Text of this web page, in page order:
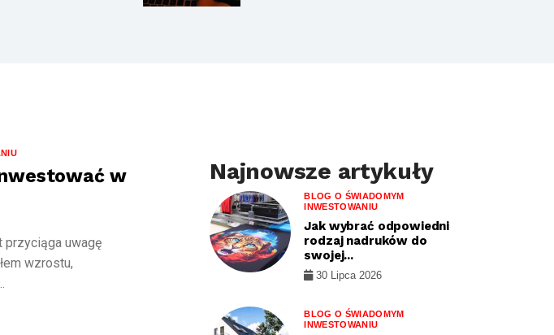
w
przyciąga uwagę
wzrostu,
Najnowsze artykuły
BLOG O ŚWIADOMYM
INWESTOWANIU
Jak wybrać odpowiedni
rodzaj nadruków do
swojej...
30 Lipca 2026
BLOG O ŚWIADOMYM
INWESTOWANIU